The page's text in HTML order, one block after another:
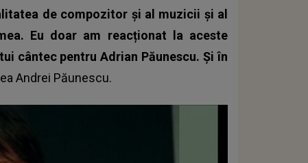
de compozitor și al muzicii și al
Eu doar am reacționat la aceste
cântec pentru Adrian Păunescu. Și în
Andrei Păunescu.